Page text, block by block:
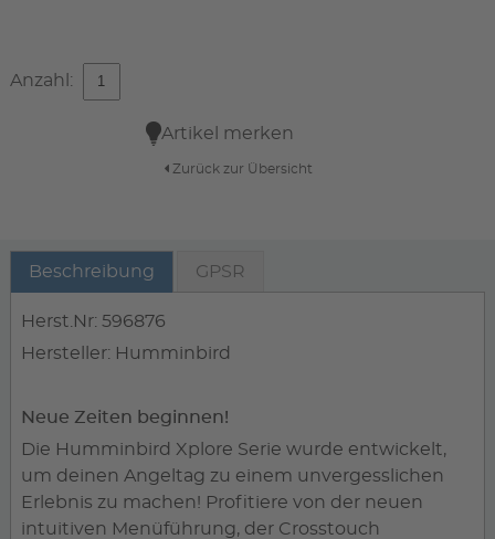
Anzahl:
Artikel merken
Zurück zur Übersicht
Beschreibung GPSR
Herst.Nr: 596876
Hersteller: Humminbird
Neue Zeiten beginnen!
Die Humminbird Xplore Serie wurde entwickelt,
um deinen Angeltag zu einem unvergesslichen
Erlebnis zu machen! Profitiere von der neuen
intuitiven Menüführung, der Crosstouch